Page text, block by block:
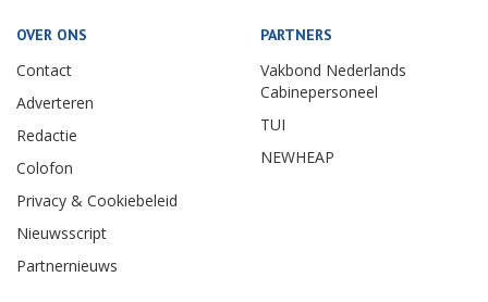
OVER ONS
Contact
Adverteren
Redactie
Colofon
Privacy & Cookiebeleid
Nieuwsscript
Partnernieuws
PARTNERS
Vakbond Nederlands
Cabinepersoneel
TUI
NEWHEAP